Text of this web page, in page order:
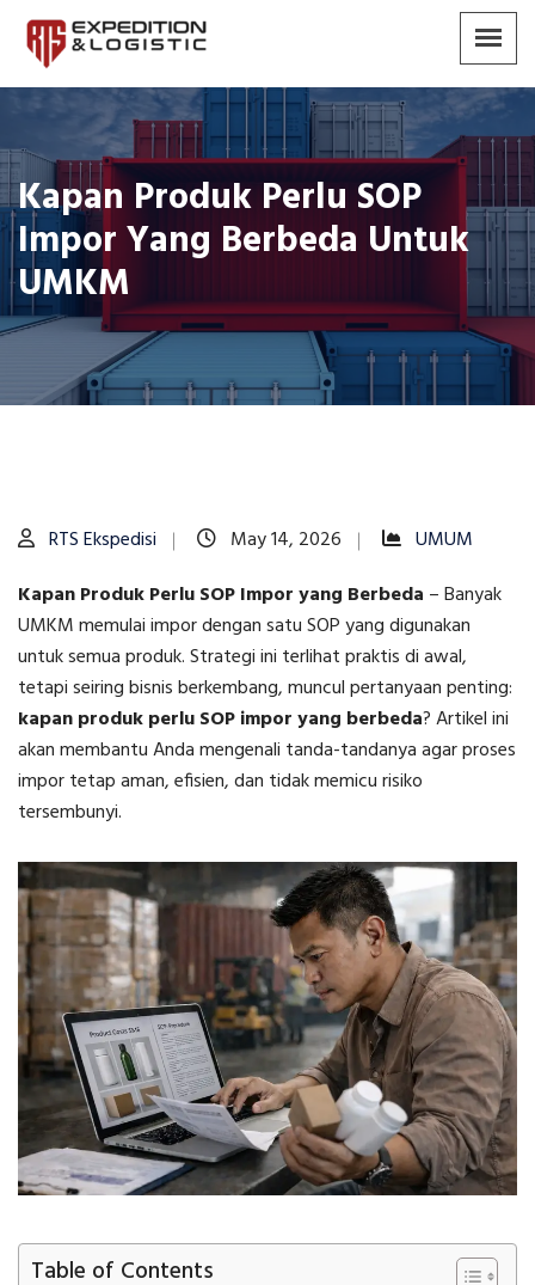
Kapan Produk Perlu SOP
Impor Yang Berbeda Untuk
UMKM
RTS Ekspedisi May 14, 2026
UMUM
Kapan Produk Perlu SOP Impor yang Berbeda –Banyak
UMKM memulai impor dengan satu SOP yang digunakan
untuk semua produk. Strategi ini terlihat praktis di awal,
tetapi seiring bisnis berkembang, muncul pertanyaan penting:
kapan produk perlu SOP impor yang berbeda? Artikel ini
akan membantu Anda mengenali tanda-tandanya agar proses
impor tetap aman, efisien, dan tidak memicu risiko
tersembunyi.
Table of Contents